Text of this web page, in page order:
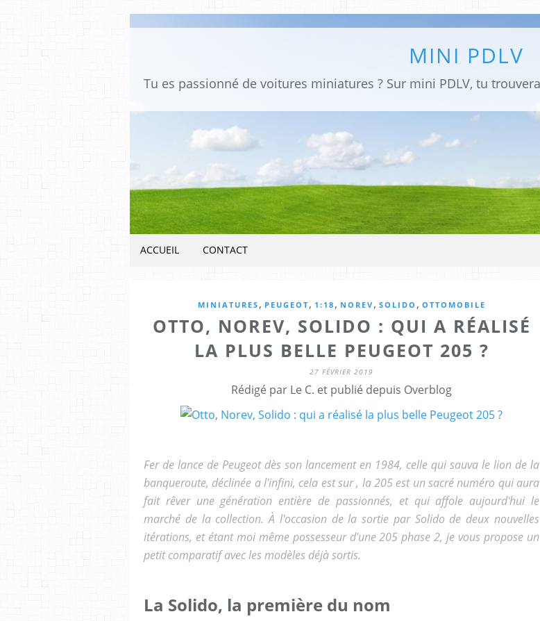
MINI PDLV
ACCUEIL CONTACT
MINIATURES , PEUGEOT, 1:18 , NOREV , SOLIDO , OTTOMOBILE
OTTO, NOREV, SOLIDO : QUI A RÉALISÉ
LA PLUS BELLE PEUGEOT 205 ?
27 FÉVRIER 2019
Rédigé par Le C. et publié depuis Overblog
Fer de lance de Peugeot dès son lancement en 1984, celle qui sauva le lion de la
banqueroute, déclinée a l'infini, cela est sur , la 205 est un sacré numéro qui aura
fait rêver une génération entière de passionnés, et qui affole aujourd'hui le
marché de la collection. À l'occasion de la sortie par Solido de deux nouvelles
itérations, et étant moi même possesseur d'une 205 phase 2, je vous propose un
petit comparatif avec les modèles déjà sortis.
La Solido, la première du nom